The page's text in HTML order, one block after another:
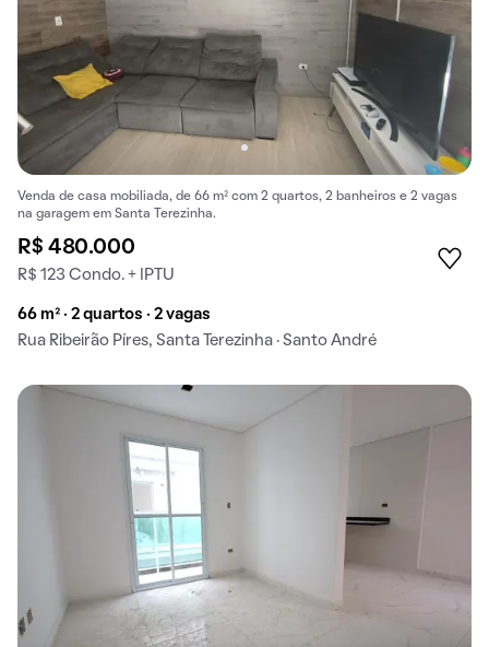
Venda de casa mobiliada, de 66 m² com 2 quartos, 2 banheiros e 2 vagas
na garagem em Santa Terezinha.
R$ 480.000
R$ 123 Condo. + IPTU
66 m² · 2 quartos · 2 vagas
Rua Ribeirão Píres, Santa Terezinha · Santo André